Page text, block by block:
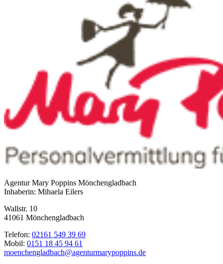
Agentur Mary Poppins Mönchengladbach
Inhaberin: Mihaela Eilers
Wallstr. 10
41061 Mönchengladbach
Telefon: 02161 549 39 69
Mobil: 0151 18 45 94 61
moenchengladbach@agenturmarypoppins.de